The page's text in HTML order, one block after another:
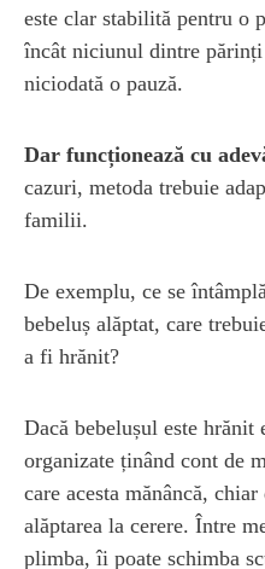
este clar stabilită pentru o
încât niciunul dintre părinți
niciodată o pauză.
Dar funcționează cu
cazuri, metoda trebuie
familii.
De exemplu, ce se
bebeluș alăptat, care
a fi hrănit?
Dacă bebelușul este
organizate ținând cont de
care acesta mănâncă,
alăptarea la cerere. Între
plimba, îi poate schimba